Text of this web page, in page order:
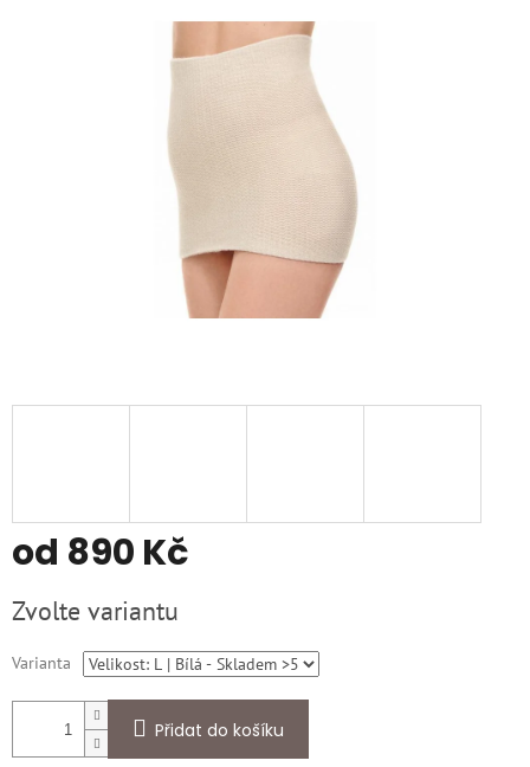
od 890 Kč
cena:
Zvolte variantu
Varianta
Přidat do košíku